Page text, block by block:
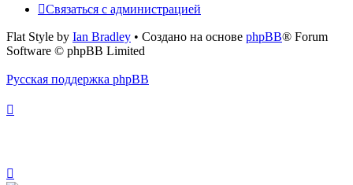
Связаться с администрацией
Flat Style by Ian Bradley • Создано на основе phpBB® Forum
Software © phpBB Limited
Русская поддержка phpBB